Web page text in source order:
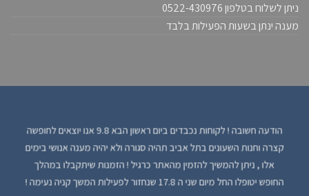
ניתן לשלוח בטלפון 0522-430976
מענה ינתן בשעות הפעילות בלבד
הודעה חשובה ! לקוחות נכבדים ביום ראשון הבא 9.8 אנו יוצאים לחופשה
קצרה וחנות השעונים בתל אביב תהיה סגורה ולא יהיה מענה אנושי בימים
אלו , ניתן להמשיך להזמין מהאתר כרגיל ! הזמנות שיתקבלו במהלך
החופש יטופלו החל מיום שני ה 17.8 שנחזור לפעילות המשך קניה נעימה !